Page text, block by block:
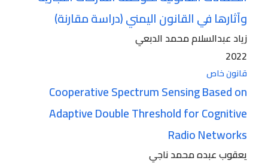
وآثارها في القانون اليمني (دراسة مقارنة)
زياد عبدالسلام محمد الدبعي
2022
قانون خاص
Cooperative Spectrum Sensing Based on
Adaptive Double Threshold for Cognitive
Radio Networks
يعقوب عبده محمد ناجي